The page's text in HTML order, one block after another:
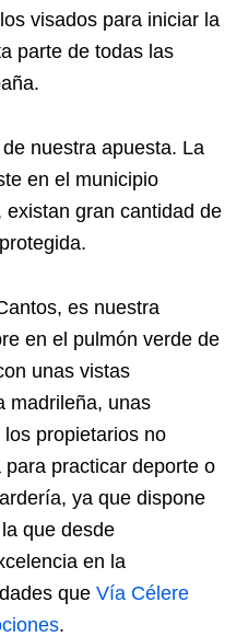
visados para iniciar la
parte de todas las
nuestra apuesta. La
en el municipio
gran cantidad de
es nuestra
en el pulmón verde de
unas vistas
madrileña, unas
propietarios no
practicar deporte o
ya que dispone
que desde
en la
que Vía Célere
.